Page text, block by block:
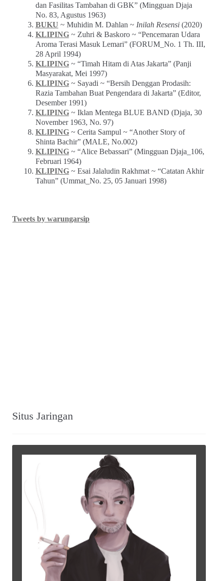
dan Fasilitas Tambahan di GBK” (Mingguan Djaja
No. 83, Agustus 1963)
BUKU ~ Muhidin M. Dahlan ~ Inilah Resensi(2020)
KLIPING~ Zuhri & Baskoro ~ “Pencemaran Udara
Aroma Terasi Masuk Lemari” (FORUM_No. 1 Th. III,
28 April 1994)
KLIPING~ “Timah Hitam di Atas Jakarta” (Panji
Masyarakat, Mei 1997)
KLIPING~ Sayadi ~ “Bersih Denggan Prodasih:
Razia Tambahan Buat Pengendara di Jakarta” (Editor,
Desember 1991)
KLIPING~ Iklan Mentega BLUE BAND (Djaja, 30
November 1963, No. 97)
KLIPING~ Cerita Sampul ~ “Another Story of
Shinta Bachir” (MALE, No.002)
KLIPING~ “Alice Bebassari” (Mingguan Djaja_106,
Februari 1964)
KLIPING~ Esai Jalaludin Rakhmat ~ “Catatan Akhir
Tahun” (Ummat_No. 25, 05 Januari 1998)
Tweets by warungarsip
Situs Jaringan